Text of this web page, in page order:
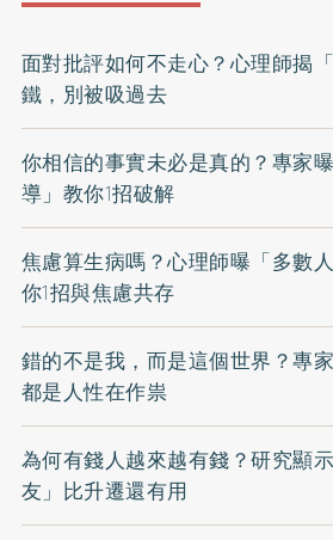
面對批評如何不走心？心理師揭
鐵，別被吸過去
你相信的事實未必是真的？專家
導」教你1招破解
焦慮算生病嗎？心理師曝「多數
你1招與焦慮共存
錯的不是我，而是這個世界？專
都是人性在作祟
為何有錢人越來越有錢？研究顯
友」比升遷還有用